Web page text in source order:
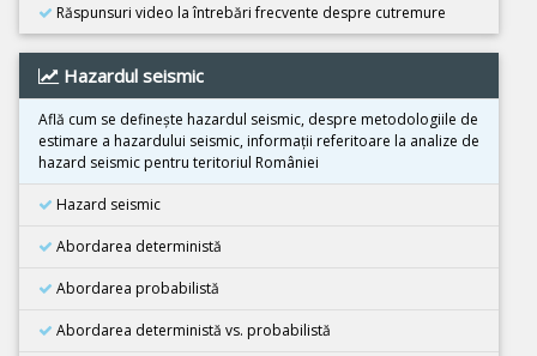
25 Octombrie 2025
Cutremur M4.2, Zona seismica Vrancea
25 Octombrie 2025
Cutremur M4.2, Zona seismica Vrancea
22 Octombrie 2025
Cutremur M4.2, Zona seismica Vrancea
Cutremur M7.4, Filipine
30 Septembrie 2025
Răspunsuri video la întrebări frecvente despre cutremure
Hazardul seismic
Află cum se defineşte hazardul seismic, despre metodologiile de
estimare a hazardului seismic, informaţii referitoare la analize de
hazard seismic pentru teritoriul României
Hazard seismic
Abordarea deterministă
Abordarea probabilistă
Abordarea deterministă vs. probabilistă